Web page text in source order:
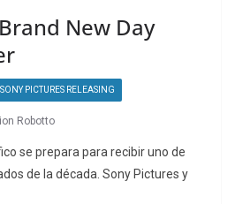
New Day
SONY PICTURES RELEASING
Robotto
se prepara para recibir uno de
de la década. Sony Pictures y